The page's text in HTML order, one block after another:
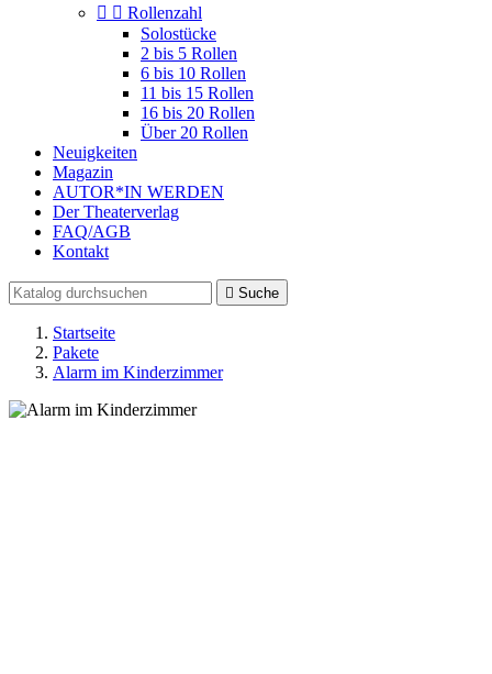
  Rollenzahl
Solostücke
2 bis 5 Rollen
6 bis 10 Rollen
11 bis 15 Rollen
16 bis 20 Rollen
Über 20 Rollen
Neuigkeiten
Magazin
AUTOR*IN WERDEN
Der Theaterverlag
FAQ/AGB
Kontakt
 Suche
Startseite
Pakete
Alarm im Kinderzimmer